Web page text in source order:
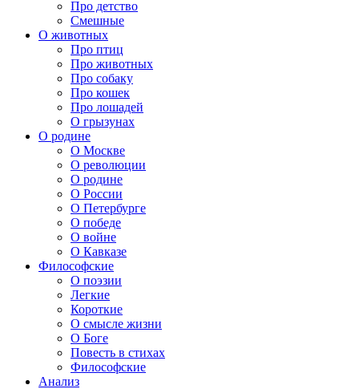
Про детство
Смешные
О животных
Про птиц
Про животных
Про собаку
Про кошек
Про лошадей
О грызунах
О родине
О Москве
О революции
О родине
О России
О Петербурге
О победе
О войне
О Кавказе
Философские
О поэзии
Легкие
Короткие
О смысле жизни
О Боге
Повесть в стихах
Философские
Анализ